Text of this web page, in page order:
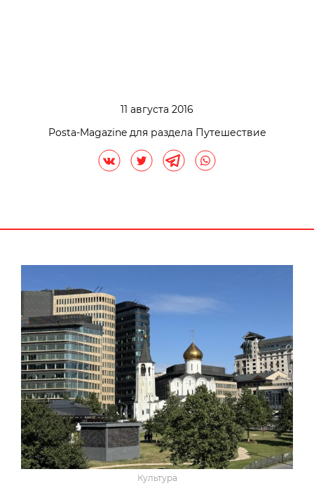
11 августа 2016
Posta-Magazine для раздела Путешествие
Культура